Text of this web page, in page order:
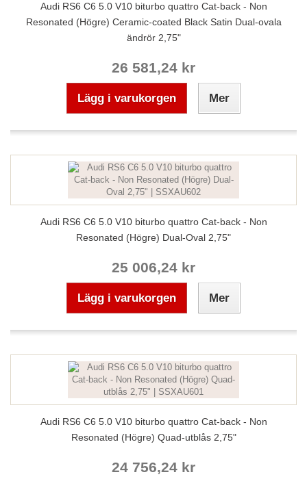
Audi RS6 C6 5.0 V10 biturbo quattro Cat-back - Non
Resonated (Högre) Ceramic-coated Black Satin Dual-ovala
ändrör 2,75"
26 581,24 kr
Lägg i varukorgen Mer
Audi RS6 C6 5.0 V10 biturbo quattro Cat-back - Non
Resonated (Högre) Dual-Oval 2,75"
25 006,24 kr
Lägg i varukorgen Mer
Audi RS6 C6 5.0 V10 biturbo quattro Cat-back - Non
Resonated (Högre) Quad-utblås 2,75"
24 756,24 kr